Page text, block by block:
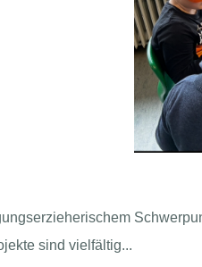
sind vielfältig...